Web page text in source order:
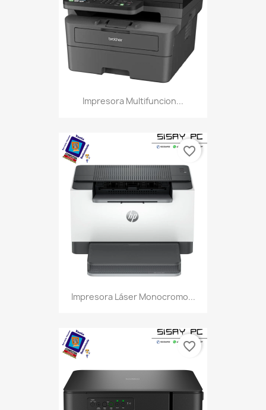
Impresora Multifuncion...
Impresora Láser Monocromo...
favorite_border
favorite_border